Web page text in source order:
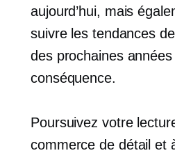
aujourd’hui, mais
suivre les tendances
des prochaines
conséquence.
Poursuivez votre
commerce de détail et